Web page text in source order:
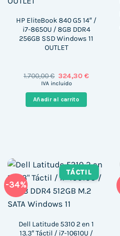
HP EliteBook 840 G5 14″ /
i7-8650U / 8GB DDR4
256GB SSD Windows 11
OUTLET
1.700,00€ El
precio
era:
1.700,00 €.
324,30€El
IVA incluido
Añadir al carrito
-34%
TÁCTIL
Dell Latitude 5310 2 en 1
13.3″ Táctil / i7-10610U /